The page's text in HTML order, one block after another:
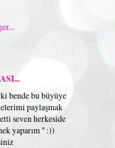
bende bu büyüye
paylaşmak
seven herkeside
yaparım '' :))